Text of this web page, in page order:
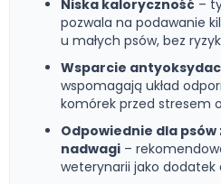
Niska kaloryczność –
pozwala na podawanie
u małych psów, bez
Wsparcie
wspomagają układ
komórek przed stresem
Odpowiednie dla
nadwagi –
weterynarii jako